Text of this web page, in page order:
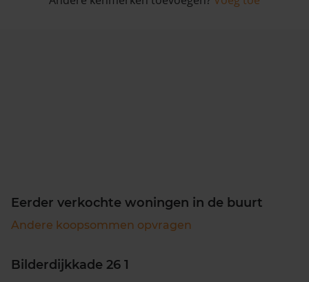
Eerder verkochte woningen in de buurt
Andere koopsommen opvragen
Bilderdijkkade 26 1